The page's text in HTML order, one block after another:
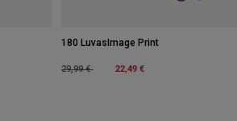
180 LuvasImage Print
Price reduced from
29,99 €to 22,49 €